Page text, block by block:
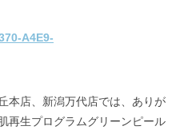
本店、新潟万代店では、ありが
再生プログラムグリーンピール